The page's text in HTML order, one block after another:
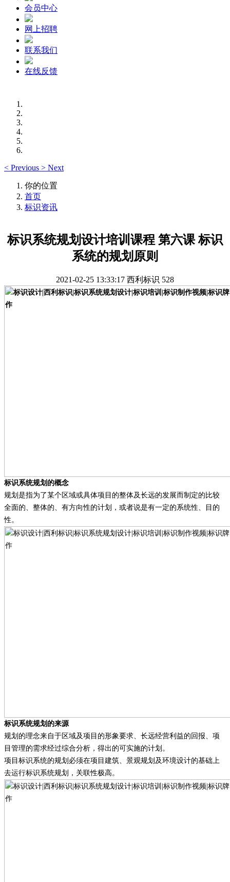
会员中心
网上招聘
联系我们
在线反馈
< Previous > Next
你的位置
首页
标识资讯
标识系统规划设计培训课程 第六课 标识
系统的规划原则
2021-02-25 13:33:17 西利标识 528
标识系统规划的概念
规划是指为了某个区域或具体项目的整体及长远的发展而制定的比较
全面的、整体的、有方向性的计划，或者说是有一定的系统性、目的
性。
标识系统规划的来源
规划的理念来自于区域及项目的形象要求、长远经营利益的回报、项
目管理的需求经过综合分析，得出的可实施的计划。
项目标识系统的规划必须在项目建筑、景观规划及环境设计的基础上
去运行标识系统规划，关联性极高。